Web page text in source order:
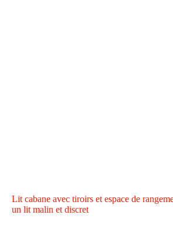
Lit cabane avec tiroirs et espace de
un lit malin et discret